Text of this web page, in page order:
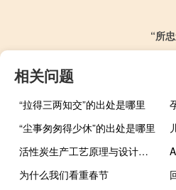
“所
相关问题
“拉得三两知交”的出处是哪里
“尘事匆匆得少休”的出处是哪里
活性炭生产工艺原理与设计（活性炭生产工艺）
为什么我们看重春节